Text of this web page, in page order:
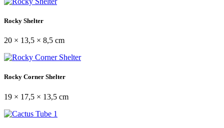
Rocky Shelter
20 × 13,5 × 8,5 cm
Rocky Corner Shelter
19 × 17,5 × 13,5 cm